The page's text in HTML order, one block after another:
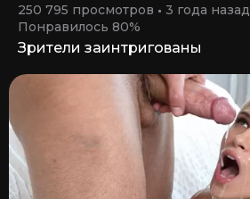
250 795 просмотров
3 года назад
Понравилось 80%
Зрители заинтригованы